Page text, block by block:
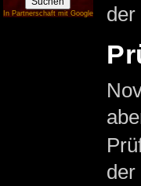
In Partnerschaft mit Google
der